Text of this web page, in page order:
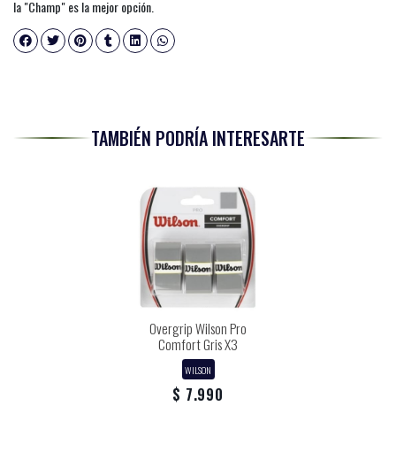
la "Champ" es la mejor opción.
TAMBIÉN PODRÍA INTERESARTE
Overgrip Wilson Pro
Comfort Gris X3
WILSON
$ 7.990